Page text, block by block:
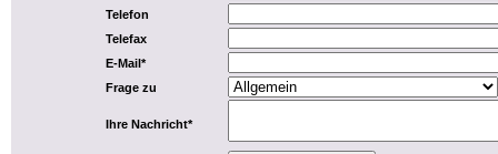
Telefon
Telefax
E-Mail*
Frage zu
Ihre Nachricht*